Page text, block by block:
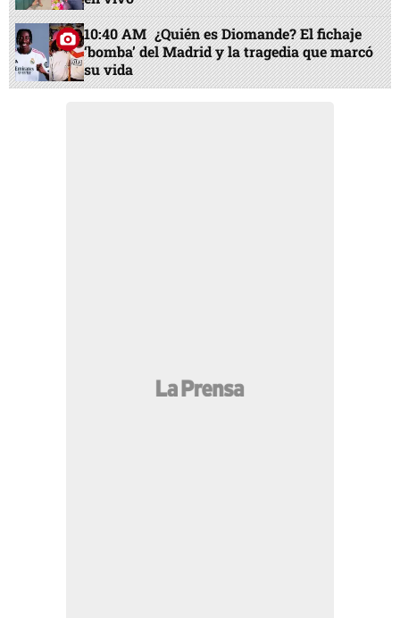
10:40 AM ¿Quién es Diomande? El fichaje
‘bomba’ del Madrid y la tragedia que marcó
su vida